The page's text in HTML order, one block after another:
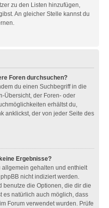
zu den Listen hinzufügen,
An gleicher Stelle kannst du
Foren durchsuchen?
du einen Suchbegriff in die
Übersicht, der Foren- oder
erhältst du,
anklickst, der von jeder Seite des
Ergebnisse?
gehalten und enthielt
nicht indiziert werden.
benutze die Optionen, die dir die
es natürlich auch möglich, dass
Forum verwendet wurden. Prüfe